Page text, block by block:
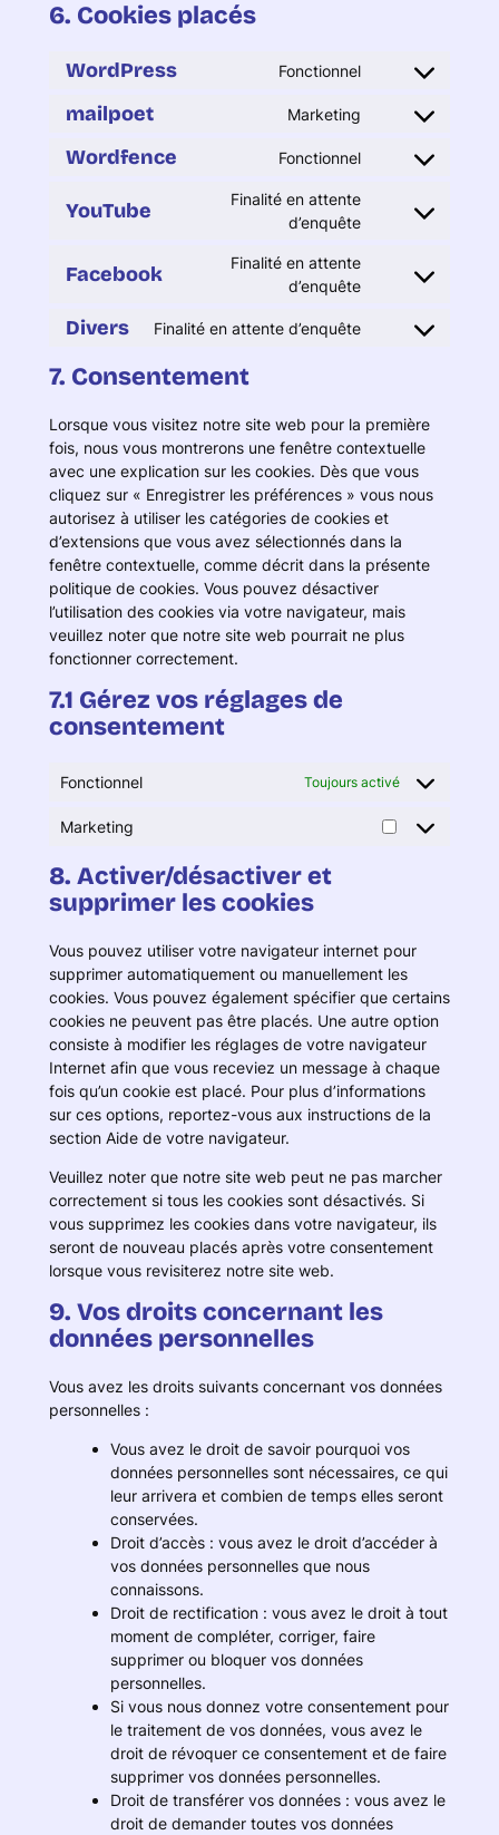
6. Cookies placés
WordPress Fonctionnel
Consent
service
wordpress
mailpoet Marketing
Consent
service
Wordfence Fonctionnel
Consent
service
YouTube
Finalité en attente
d’enquête
Consent
service
Facebook
Finalité en attente
d’enquête
Consent
service
Divers Finalité en attente d’enquête
Consent
7. Consentement
Lorsque vous visitez notre site web pour la première
fois, nous vous montrerons une fenêtre contextuelle
avec une explication sur les cookies. Dès que vous
cliquez sur « Enregistrer les préférences » vous nous
autorisez à utiliser les catégories de cookies et
d’extensions que vous avez sélectionnés dans la
fenêtre contextuelle, comme décrit dans la présente
politique de cookies. Vous pouvez désactiver
l’utilisation des cookies via votre navigateur, mais
veuillez noter que notre site web pourrait ne plus
fonctionner correctement.
7.1 Gérez vos réglages de
consentement
Fonctionnel Toujours activé
Marketing
Marketing
8. Activer/désactiver et
supprimer les cookies
Vous pouvez utiliser votre navigateur internet pour
supprimer automatiquement ou manuellement les
cookies. Vous pouvez également spécifier que certains
cookies ne peuvent pas être placés. Une autre option
consiste à modifier les réglages de votre navigateur
Internet afin que vous receviez un message à chaque
fois qu’un cookie est placé. Pour plus d’informations
sur ces options, reportez-vous aux instructions de la
section Aide de votre navigateur.
Veuillez noter que notre site web peut ne pas marcher
correctement si tous les cookies sont désactivés. Si
vous supprimez les cookies dans votre navigateur, ils
seront de nouveau placés après votre consentement
lorsque vous revisiterez notre site web.
9. Vos droits concernant les
données personnelles
Vous avez les droits suivants concernant vos données
personnelles :
Vous avez le droit de savoir pourquoi vos
données personnelles sont nécessaires, ce qui
leur arrivera et combien de temps elles seront
conservées.
Droit d’accès : vous avez le droit d’accéder à
vos données personnelles que nous
connaissons.
Droit de rectification : vous avez le droit à tout
moment de compléter, corriger, faire
supprimer ou bloquer vos données
personnelles.
Si vous nous donnez votre consentement pour
le traitement de vos données, vous avez le
droit de révoquer ce consentement et de faire
supprimer vos données personnelles.
Droit de transférer vos données : vous avez le
droit de demander toutes vos données